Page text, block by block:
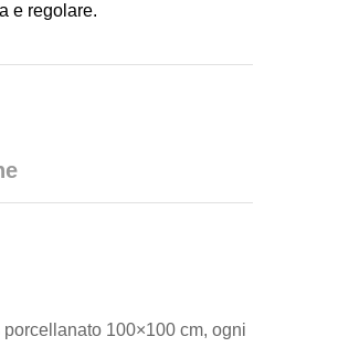
e regolare.
100×100 cm, ogni